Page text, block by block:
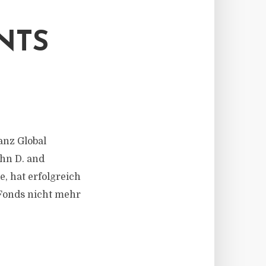
Global
D. and
hat erfolgreich
nicht mehr